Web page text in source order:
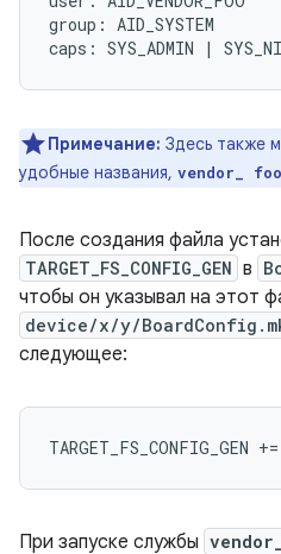
group: AID_SYSTEM
Примечание: Здесь также
удобные названия, vendor_ foo
После создания файла
TARGET_FS_CONFIG_GEN в
чтобы он указывал на этот
device/x/y/
следующее:
При запуске службы